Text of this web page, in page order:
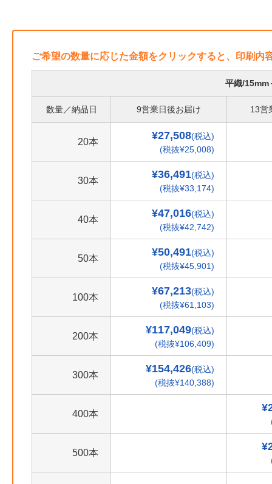
ご希望の数量に応じた金額をクリックすると、印刷内
平織/15mm
数量／納品日 9営業日後お届け 13営
20本
¥27,508(税込)
(税抜¥25,008)
30本
¥36,491(税込)
(税抜¥33,174)
40本
¥47,016(税込)
(税抜¥42,742)
50本
¥50,491(税込)
(税抜¥45,901)
100本
¥67,213(税込)
(税抜¥61,103)
200本
¥117,049(税込)
(税抜¥106,409)
300本
¥154,426(税込)
(税抜¥140,388)
400本
500本